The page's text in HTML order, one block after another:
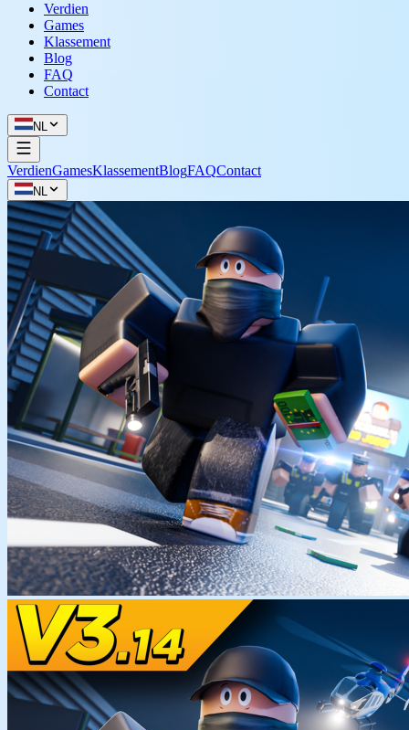
Verdien
Games
Klassement
Blog
FAQ
Contact
NL
VerdienGamesKlassementBlogFAQContact
NL